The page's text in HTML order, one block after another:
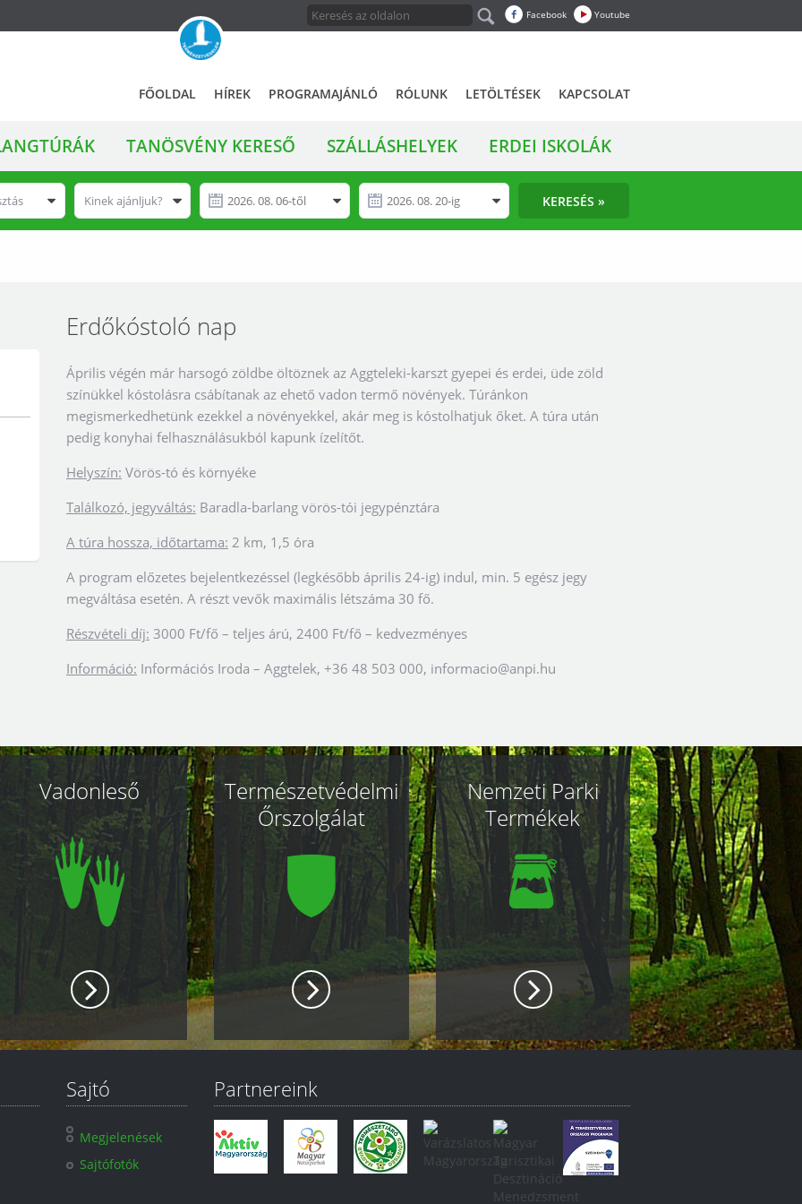
A
természetvédelem
honlapja
Facebook Youtube
FŐMENÜ
FŐOLDAL HÍREK PROGRAMAJÁNLÓ RÓLUNK LETÖLTÉSEK KAPCSOLAT
TANÖSVÉNY KERESŐ SZÁLLÁSHELYEK ERDEI ISKOLÁK
Kinek ajánljuk? KERESÉS »
Erdőkóstoló nap
Április végén már harsogó zöldbe öltöznek az Aggteleki-karszt gyepei és erdei, üde zöld
színükkel kóstolásra csábítanak az ehető vadon termő növények. Túránkon
megismerkedhetünk ezekkel a növényekkel, akár meg is kóstolhatjuk őket. A túra után
pedig konyhai felhasználásukból kapunk ízelítőt.
Helyszín: Vörös-tó és környéke
Találkozó, jegyváltás: Baradla-barlang vörös-tói jegypénztára
A túra hossza, időtartama: 2 km, 1,5 óra
A program előzetes bejelentkezéssel (legkésőbb április 24-ig) indul, min. 5 egész jegy
megváltása esetén. A részt vevők maximális létszáma 30 fő.
Részvételi díj: 3000 Ft/fő – teljes árú, 2400 Ft/fő – kedvezményes
Információ: Információs Iroda – Aggtelek, +36 48 503 000, informacio@anpi.hu
Vadonleső
Természetvédelmi
Őrszolgálat
Nemzeti Parki
Termékek
Sajtó
Megjelenések
Sajtófotók
Partnereink